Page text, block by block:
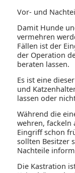
Vor- und
Damit Hunde
vermehren
Fällen ist der
der Operation
beraten lassen.
Es ist eine
und
lassen oder
Während die
wehren, fackeln
Eingriff schon
sollten Besitzer
Nachteile
Die Kastration